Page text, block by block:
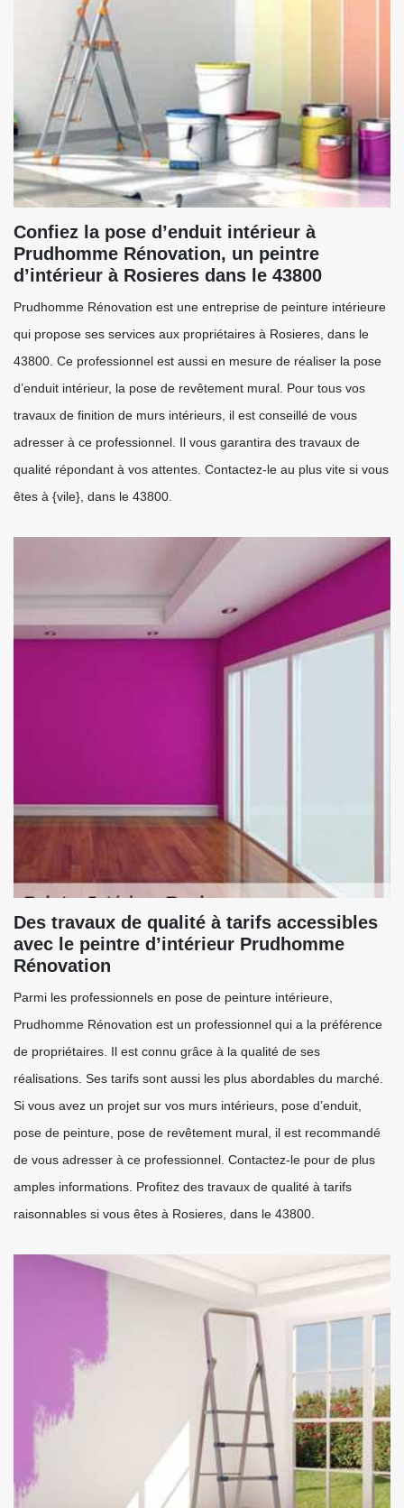
Confiez la pose d’enduit intérieur à
Prudhomme Rénovation, un peintre
d’intérieur à Rosieres dans le 43800
Prudhomme Rénovation est une entreprise de peinture intérieure
qui propose ses services aux propriétaires à Rosieres, dans le
43800. Ce professionnel est aussi en mesure de réaliser la pose
d’enduit intérieur, la pose de revêtement mural. Pour tous vos
travaux de finition de murs intérieurs, il est conseillé de vous
adresser à ce professionnel. Il vous garantira des travaux de
qualité répondant à vos attentes. Contactez-le au plus vite si vous
êtes à {vile}, dans le 43800.
Des travaux de qualité à tarifs accessibles
avec le peintre d’intérieur Prudhomme
Rénovation
Parmi les professionnels en pose de peinture intérieure,
Prudhomme Rénovation est un professionnel qui a la préférence
de propriétaires. Il est connu grâce à la qualité de ses
réalisations. Ses tarifs sont aussi les plus abordables du marché.
Si vous avez un projet sur vos murs intérieurs, pose d’enduit,
pose de peinture, pose de revêtement mural, il est recommandé
de vous adresser à ce professionnel. Contactez-le pour de plus
amples informations. Profitez des travaux de qualité à tarifs
raisonnables si vous êtes à Rosieres, dans le 43800.